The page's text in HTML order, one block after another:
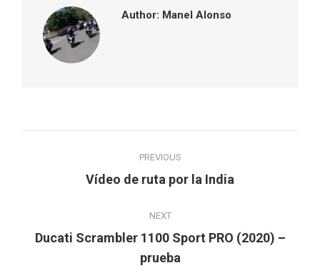
Author: Manel Alonso
navigation
PREVIOUS
Previous
Vídeo de ruta por la India
NEXT
Next
post:
Ducati Scrambler 1100 Sport PRO (2020) –
prueba